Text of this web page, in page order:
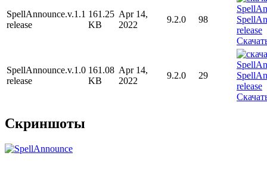
SpellAnnounce.v.1.1
release
161.25
KB
Apr 14,
2022
9.2.0 98
SpellAnnounce.v.1.0
release
161.08
KB
Apr 14,
2022
9.2.0 29
Скриншоты